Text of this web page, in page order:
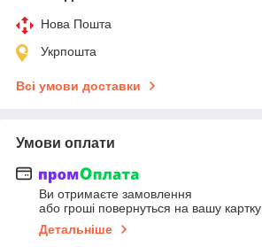
Нова Пошта
Укрпошта
Всі умови доставки
Умови оплати
Ви отримаєте замовлення
або гроші повернуться на вашу картку
Детальніше